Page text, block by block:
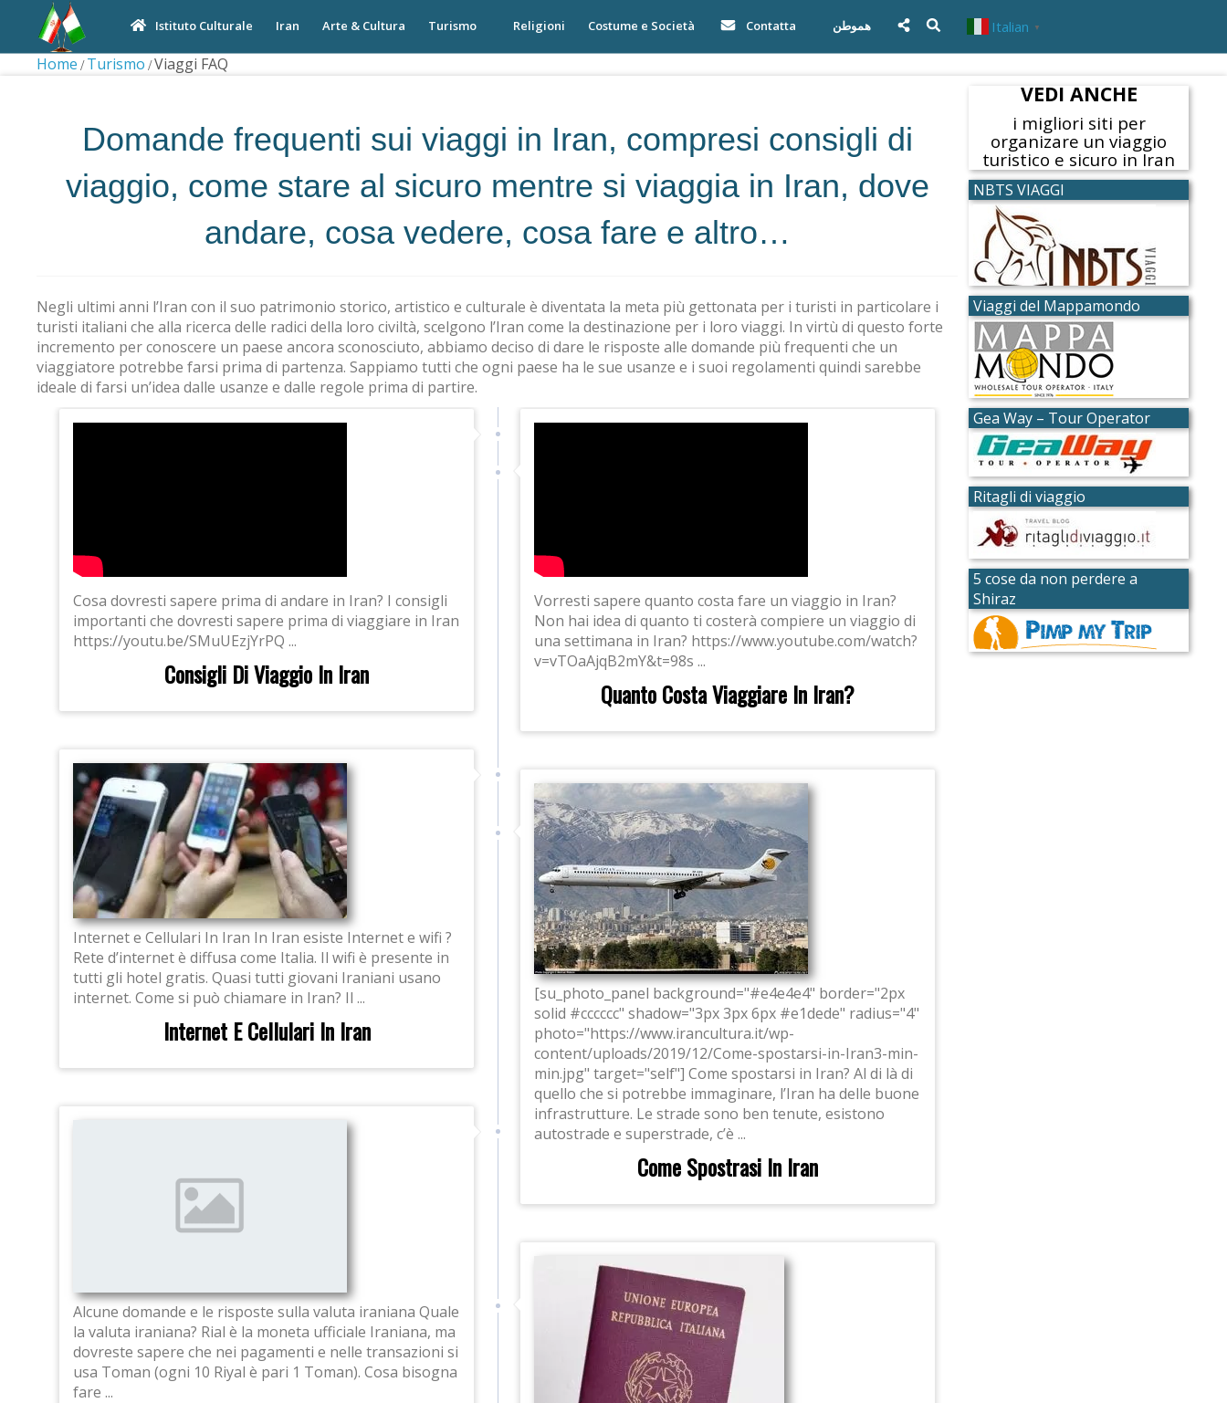
Istituto Culturale Iran Arte & Cultura Turismo Religioni Costume e Società Contatta هموطن Italian ▼
Home Turismo Viaggi FAQ
Domande frequenti sui viaggi in Iran, compresi consigli di
viaggio, come stare al sicuro mentre si viaggia in Iran, dove
andare, cosa vedere, cosa fare e altro…
Negli ultimi anni l’Iran con il suo patrimonio storico, artistico e culturale è diventata la meta più gettonata per i turisti in particolare i
turisti italiani che alla ricerca delle radici della loro civiltà, scelgono l’Iran come la destinazione per i loro viaggi. In virtù di questo forte
incremento per conoscere un paese ancora sconosciuto, abbiamo deciso di dare le risposte alle domande più frequenti che un
viaggiatore potrebbe farsi prima di partenza. Sappiamo tutti che ogni paese ha le sue usanze e i suoi regolamenti quindi sarebbe
ideale di farsi un’idea dalle usanze e dalle regole prima di partire.
Cosa dovresti sapere prima di andare in Iran? I consigli
importanti che dovresti sapere prima di viaggiare in Iran
https://youtu.be/SMuUEzjYrPQ ...
Consigli Di Viaggio In Iran
Vorresti sapere quanto costa fare un viaggio in Iran?
Non hai idea di quanto ti costerà compiere un viaggio di
una settimana in Iran? https://www.youtube.com/watch?
v=vTOaAjqB2mY&t=98s ...
Quanto Costa Viaggiare In Iran?
Internet e Cellulari In Iran In Iran esiste Internet e wifi ?
Rete d’internet è diffusa come Italia. Il wifi è presente in
tutti gli hotel gratis. Quasi tutti giovani Iraniani usano
internet. Come si può chiamare in Iran? Il ...
Internet E Cellulari In Iran
[su_photo_panel background="#e4e4e4" border="2px
solid #cccccc" shadow="3px 3px 6px #e1dede" radius="4"
photo="https://www.irancultura.it/wp-
content/uploads/2019/12/Come-spostarsi-in-Iran3-min-
min.jpg" target="self"] Come spostarsi in Iran? Al di là di
quello che si potrebbe immaginare, l’Iran ha delle buone
infrastrutture. Le strade sono ben tenute, esistono
autostrade e superstrade, c’è ...
Come Spostrasi In Iran
Alcune domande e le risposte sulla valuta iraniana Quale
la valuta iraniana? Rial è la moneta ufficiale Iraniana, ma
dovreste sapere che nei pagamenti e nelle transazioni si
usa Toman (ogni 10 Riyal è pari 1 Toman). Cosa bisogna
fare ...
VEDI ANCHE
i migliori siti per
organizare un viaggio
turistico e sicuro in Iran
NBTS VIAGGI
Viaggi del Mappamondo
Gea Way – Tour Operator
Ritagli di viaggio
5 cose da non perdere a
Shiraz